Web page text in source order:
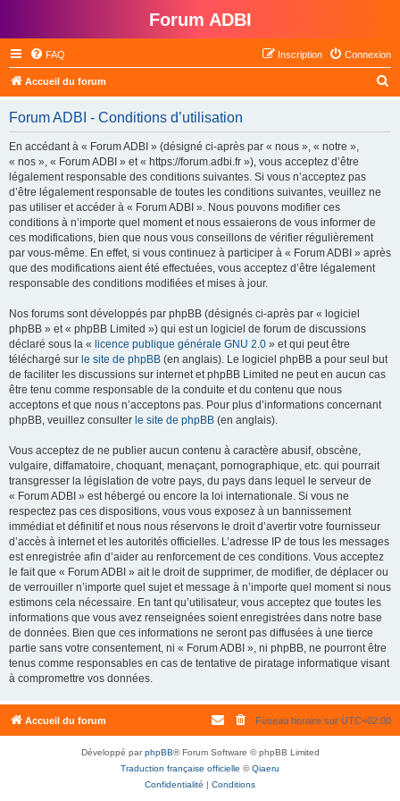
Forum ADBI
FAQ Connexion
Inscription
Accueil du forum
e
Forum ADBI - Conditions d’utilisation
En accédant à « Forum ADBI » (désigné ci-après par « nous », « notre »,
« nos », « Forum ADBI » et « https://forum.adbi.fr »), vous acceptez d’être
légalement responsable des conditions suivantes. Si vous n’acceptez pas
d’être légalement responsable de toutes les conditions suivantes, veuillez ne
pas utiliser et accéder à « Forum ADBI ». Nous pouvons modifier ces
conditions à n’importe quel moment et nous essaierons de vous informer de
ces modifications, bien que nous vous conseillons de vérifier régulièrement
par vous-même. En effet, si vous continuez à participer à « Forum ADBI » après
que des modifications aient été effectuées, vous acceptez d’être légalement
responsable des conditions modifiées et mises à jour.
Nos forums sont développés par phpBB (désignés ci-après par « logiciel
phpBB » et « phpBB Limited ») qui est un logiciel de forum de discussions
déclaré sous la « licence publique générale GNU 2.0 » et qui peut être
téléchargé sur le site de phpBB (en anglais). Le logiciel phpBB a pour seul but
de faciliter les discussions sur internet et phpBB Limited ne peut en aucun cas
être tenu comme responsable de la conduite et du contenu que nous
acceptons et que nous n’acceptons pas. Pour plus d’informations concernant
phpBB, veuillez consulter le site de phpBB (en anglais).
Vous acceptez de ne publier aucun contenu à caractère abusif, obscène,
vulgaire, diffamatoire, choquant, menaçant, pornographique, etc. qui pourrait
transgresser la législation de votre pays, du pays dans lequel le serveur de
« Forum ADBI » est hébergé ou encore la loi internationale. Si vous ne
respectez pas ces dispositions, vous vous exposez à un bannissement
immédiat et définitif et nous nous réservons le droit d’avertir votre fournisseur
d’accès à internet et les autorités officielles. L’adresse IP de tous les messages
est enregistrée afin d’aider au renforcement de ces conditions. Vous acceptez
le fait que « Forum ADBI » ait le droit de supprimer, de modifier, de déplacer ou
de verrouiller n’importe quel sujet et message à n’importe quel moment si nous
estimons cela nécessaire. En tant qu’utilisateur, vous acceptez que toutes les
informations que vous avez renseignées soient enregistrées dans notre base
de données. Bien que ces informations ne seront pas diffusées à une tierce
partie sans votre consentement, ni « Forum ADBI », ni phpBB, ne pourront être
tenus comme responsables en cas de tentative de piratage informatique visant
à compromettre vos données.
Accueil du forum Fuseau horaire sur UTC+02:00
Développé parphpBB® Forum Software © phpBB Limited
Traduction française officielle ©Qiaeru
Confidentialité | Conditions